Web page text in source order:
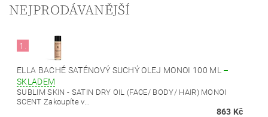
NEJPRODÁVANĚJŠÍ
1.
ELLA BACHÉ SATÉNOVÝ SUCHÝ OLEJ MONOI 100 ML –
SKLADEM
SUBLIM SKIN - SATIN DRY OIL (FACE/ BODY/ HAIR) MONOI
SCENT Zakoupíte v...
863 Kč